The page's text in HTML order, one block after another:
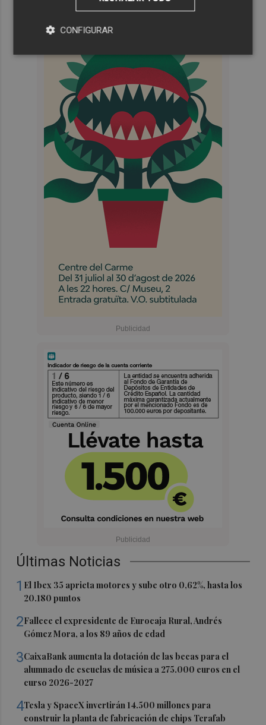
Últimas Noticias
1 El Ibex 35 aprieta motores y sube otro 0,62%, hasta los
20.180 puntos
2Fallece el expresidente de Eurocaja Rural, Andrés
Gómez Mora, a los 89 años de edad
3CaixaBank aumenta la dotación de las becas para el
alumnado de escuelas de música a 275.000 euros en el
curso 2026-2027
4Tesla y SpaceX invertirán 14.500 millones para
construir la planta de fabricación de chips Terafab
CONFIGURAR